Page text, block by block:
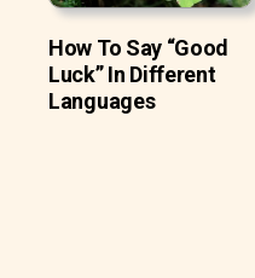
How To Say “Good
Luck” In Different
Languages